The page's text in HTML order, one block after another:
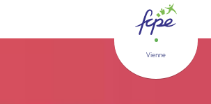
Vienne